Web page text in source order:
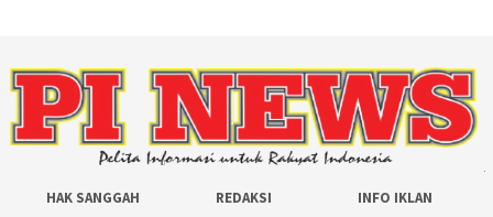
HAK SANGGAH REDAKSI INFO IKLAN